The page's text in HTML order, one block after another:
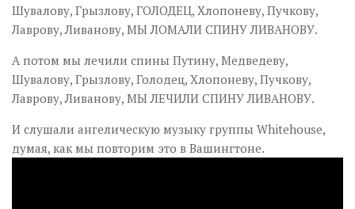
Шувалову, Грызлову, ГОЛОДЕЦ, Хлопоневу, Пучкову,
Лаврову, Ливанову, МЫ ЛОМАЛИ СПИНУ ЛИВАНОВУ.
А потом мы лечили спины Путину, Медведеву,
Шувалову, Грызлову, Голодец, Хлопоневу, Пучкову,
Лаврову, Ливанову, МЫ ЛЕЧИЛИ СПИНУ ЛИВАНОВУ.
И слушали ангелическую музыку группы Whitehouse,
думая, как мы повторим это в Вашингтоне.